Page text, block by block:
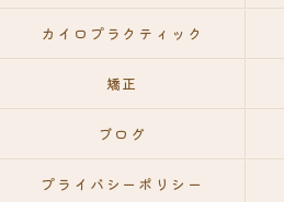
カイロプラクティック
矯正
ブログ
プライバシーポリシー